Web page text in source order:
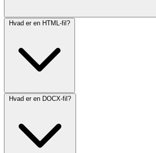
Hvad er en HTML-fil?
Hvad er en DOCX-fil?